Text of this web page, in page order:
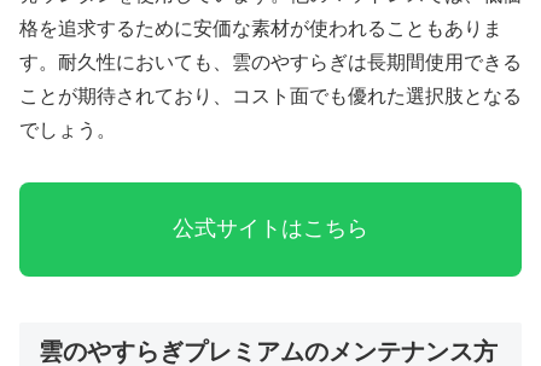
格を追求するために安価な素材が使われることもありま
す。耐久性においても、雲のやすらぎは長期間使用できる
ことが期待されており、コスト面でも優れた選択肢となる
でしょう。
公式サイトはこちら
雲のやすらぎプレミアムのメンテナンス方